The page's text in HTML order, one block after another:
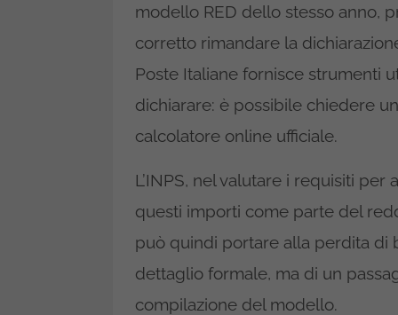
modello RED dello stesso anno,
corretto rimandare la
Poste Italiane fornisce strumenti
dichiarare: è possibile chiedere
calcolatore online ufficiale.
L’INPS, nel valutare i requisiti
questi importi come parte del
può quindi portare alla perdita di
dettaglio formale, ma di un
compilazione del modello.